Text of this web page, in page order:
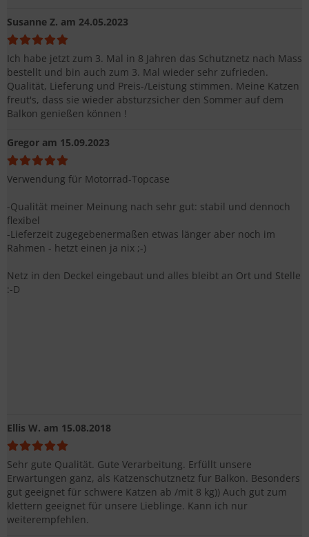
Susanne Z. am 24.05.2023
Ich habe jetzt zum 3. Mal in 8 Jahren das Schutznetz nach Mass
bestellt und bin auch zum 3. Mal wieder sehr zufrieden.
Qualität, Lieferung und Preis-/Leistung stimmen. Meine Katzen
freut's, dass sie wieder absturzsicher den Sommer auf dem
Balkon genießen können !
Gregor am 15.09.2023
Verwendung für Motorrad-Topcase
-Qualität meiner Meinung nach sehr gut: stabil und dennoch
flexibel
-Lieferzeit zugegebenermaßen etwas länger aber noch im
Rahmen - hetzt einen ja nix ;-)
Netz in den Deckel eingebaut und alles bleibt an Ort und Stelle
:-D
Ellis W. am 15.08.2018
Sehr gute Qualität. Gute Verarbeitung. Erfüllt unsere
Erwartungen ganz, als Katzenschutznetz fur Balkon. Besonders
gut geeignet für schwere Katzen ab /mit 8 kg)) Auch gut zum
klettern geeignet für unsere Lieblinge. Kann ich nur
weiterempfehlen.